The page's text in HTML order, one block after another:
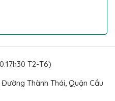
T2-T6)
Thành Thái, Quận Cầu